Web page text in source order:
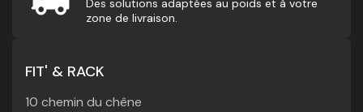
Des solutions adaptées au poids et à votre
zone de livraison.
FIT' & RACK
10 chemin du chêne